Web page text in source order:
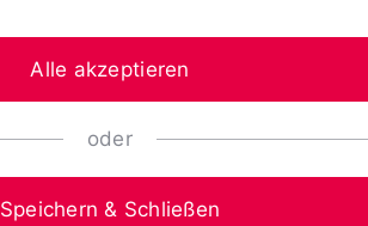
Alle akzeptieren
oder
Speichern & Schließen